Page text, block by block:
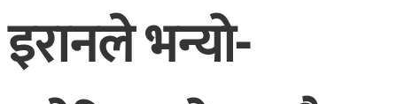
इरानले भन्यो-